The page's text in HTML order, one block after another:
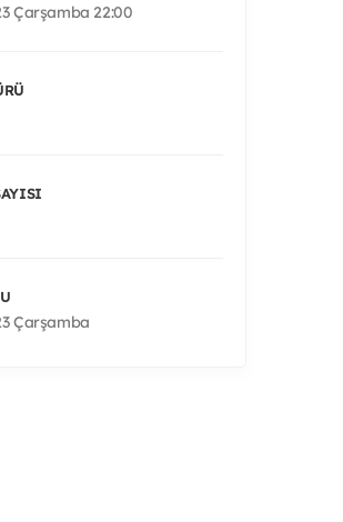
Çarşamba 22:00
Çarşamba